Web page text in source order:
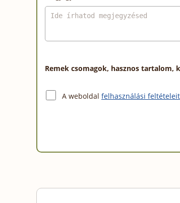
Remek csomagok, hasznos tartalom,
A weboldal felhasználási feltételeit